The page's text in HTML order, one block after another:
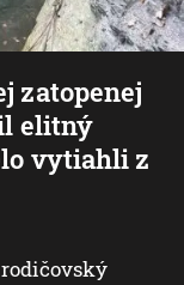
zatopenej
elitný
vytiahli z